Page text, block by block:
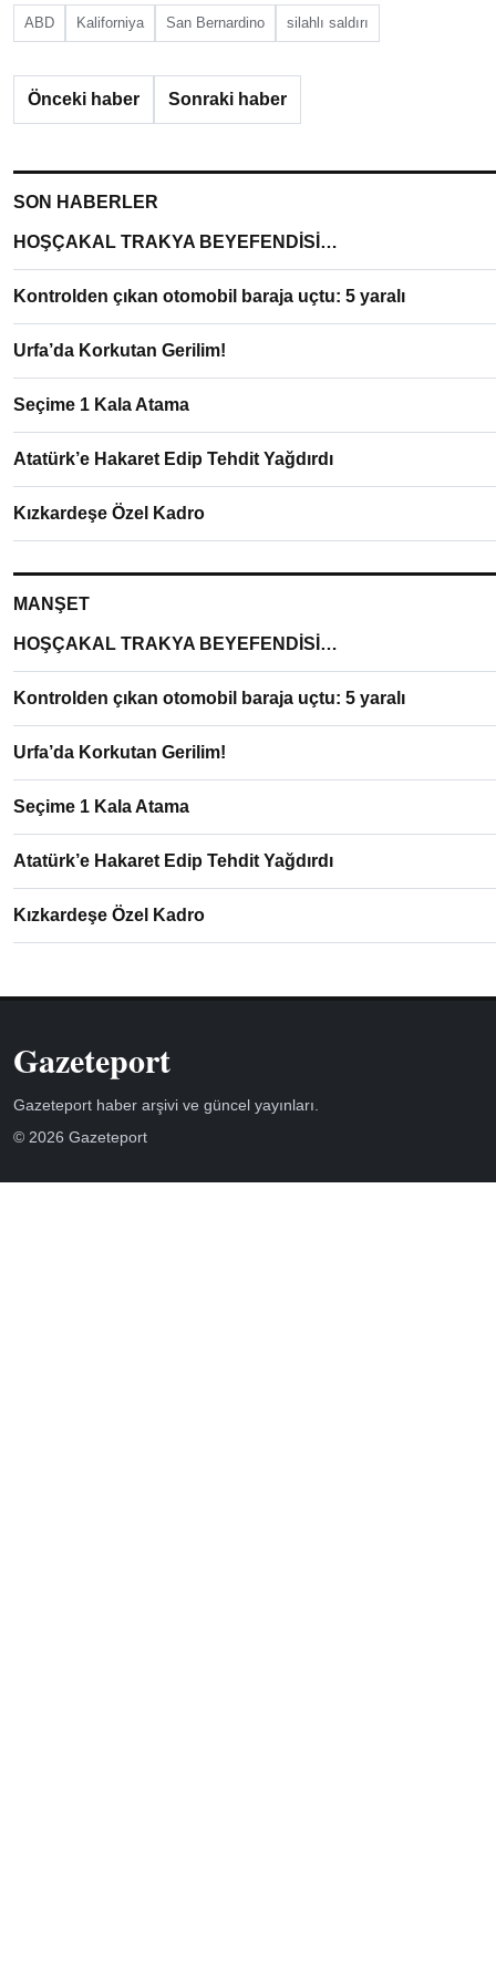
ABD Kaliforniya San Bernardino silahlı saldırı
Önceki haber Sonraki haber
SON HABERLER
HOŞÇAKAL TRAKYA BEYEFENDİSİ…
Kontrolden çıkan otomobil baraja uçtu: 5 yaralı
Urfa’da Korkutan Gerilim!
Seçime 1 Kala Atama
Atatürk’e Hakaret Edip Tehdit Yağdırdı
Kızkardeşe Özel Kadro
MANŞET
HOŞÇAKAL TRAKYA BEYEFENDİSİ…
Kontrolden çıkan otomobil baraja uçtu: 5 yaralı
Urfa’da Korkutan Gerilim!
Seçime 1 Kala Atama
Atatürk’e Hakaret Edip Tehdit Yağdırdı
Kızkardeşe Özel Kadro
Gazeteport
Gazeteport haber arşivi ve güncel yayınları.
© 2026 Gazeteport